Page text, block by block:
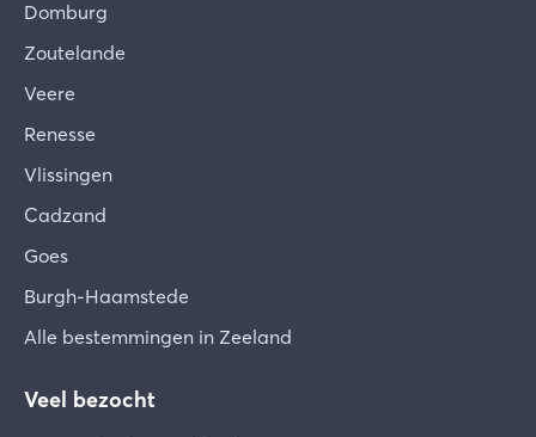
Domburg
Zoutelande
Veere
Renesse
Vlissingen
Cadzand
Goes
Burgh-Haamstede
Alle bestemmingen in Zeeland
Veel bezocht